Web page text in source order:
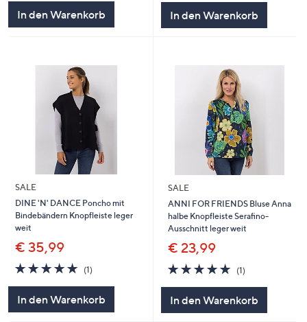
In den Warenkorb In den Warenkorb
SALE
DINE 'N' DANCE Poncho mit
Bindebändern Knopfleiste leger
weit
€ 35,99
5.0
von
(1)1
In den Warenkorb
SALE
ANNI FOR FRIENDS Bluse Anna
halbe Knopfleiste Serafino-
Ausschnitt leger weit
€ 23,99
5.0
von
(1)
In den Warenkorb